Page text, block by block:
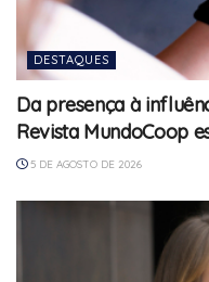
DESTAQUES
Da presença à
Revista MundoCoop
5 DE AGOSTO DE 2026